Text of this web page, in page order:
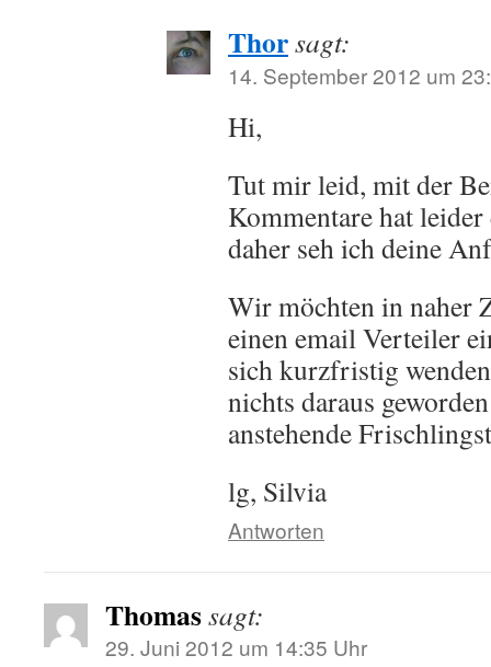
Thorsagt:
14. September 2012 um
Hi,
Tut mir leid, mit der
Kommentare hat
daher seh ich deine
Wir möchten in naher
einen email Verteiler
sich kurzfristig
nichts daraus
anstehende
lg, Silvia
Antworten
Thomassagt:
29. Juni 2012 um 14:35 Uhr